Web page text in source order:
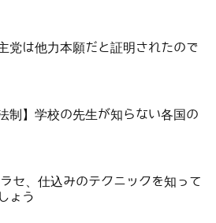
党は他力本願だと証明されたので
制】学校の先生が知らない各国の
セ、仕込みのテクニックを知って
ょう